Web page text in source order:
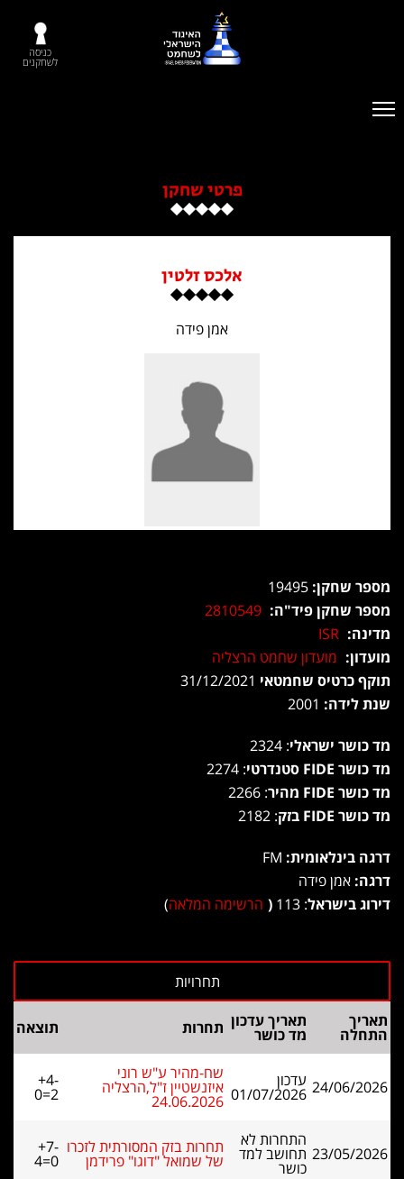
כניסה
לשחקנים
פרטי שחקן
אלכס זלטין
אמן פידה
מספר שחקן:
מספר שחקן פיד"ה: 2810549
מדינה: ISR
מועדון: מועדון שחמט הרצליה
תוקף כרטיס שחמטאי
שנת לידה:
מד כושר ישראלי: 2324
מד כושר FIDE סטנדרטי
: 2274
מד כושר FIDE מהיר
: 2266
מד כושר FIDE בזק
: 2182
דרגה בינלאומית:
דרגה: אמן פידה
דירוג בישראל: 113
( הרשימה המלאה)
תאריך
התחלה
תאריך עדכון
מד כושר תחרות תוצאה
24/06/2026 עדכון
01/07/2026
שח-מהיר ע"ש רוני
איזנשטיין ז"ל,הרצליה
24.06.2026
+4-
0=2
23/05/2026
התחרות לא
תחושב למד
כושר
תחרות בזק המסורתית לזכרו
של שמואל "דוגו" פרידמן
+7-
4=0